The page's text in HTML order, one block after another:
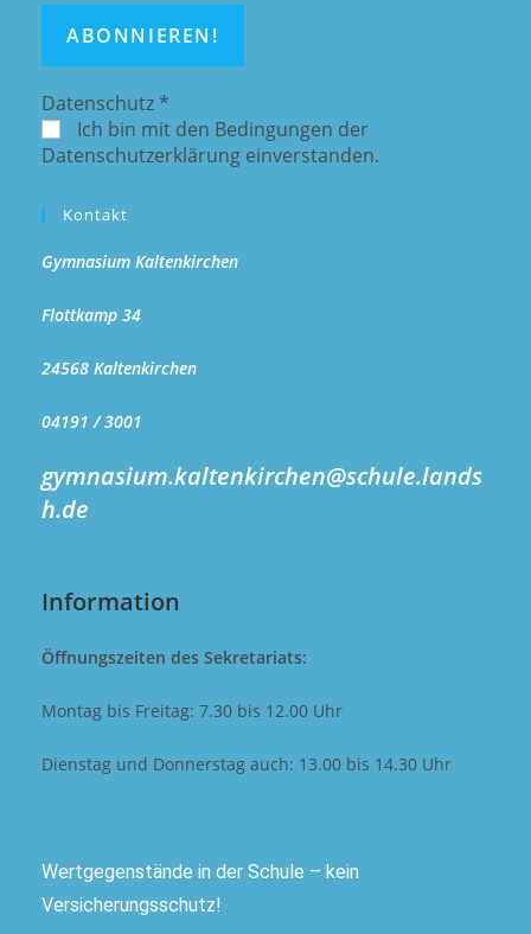
Datenschutz *
Ich bin mit den Bedingungen der
Datenschutzerklärung einverstanden.
Kontakt
Gymnasium Kaltenkirchen
Flottkamp 34
24568 Kaltenkirchen
04191 / 3001
gymnasium.kaltenkirchen@schule.lands
h.de
Information
Öffnungszeiten des Sekretariats:
Montag bis Freitag: 7.30 bis 12.00 Uhr
Dienstag und Donnerstag auch: 13.00 bis 14.30 Uhr
Wertgegenstände in der Schule – kein
Versicherungsschutz!